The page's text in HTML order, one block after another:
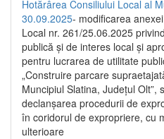
Hotărârea Consiliului Local al
30.09.2025- modificarea
Local nr. 261/25.06.2025
publică şi de interes local şi
pentru lucrarea de utilitate
„Construire parcare
Muncipiul Slatina, Judeţul Olt”,
declanşarea procedurii de
în coridorul de expropriere, cu
ulterioare